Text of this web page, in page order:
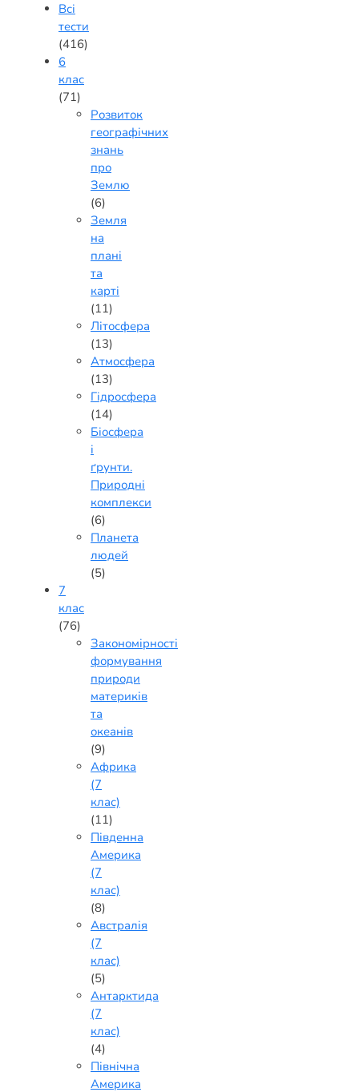
Всі
тести
(416)
6
клас
(71)
Розвиток
географічних
знань
про
Землю
(6)
Земля
на
плані
та
карті
(11)
Літосфера
(13)
Атмосфера
(13)
Гідросфера
(14)
Біосфера
і
ґрунти.
Природні
комплекси
(6)
Планета
людей
(5)
7
клас
(76)
Закономірності
формування
природи
материків
та
океанів
(9)
Африка
(7
клас)
(11)
Південна
Америка
(7
клас)
(8)
Австралія
(7
клас)
(5)
Антарктида
(7
клас)
(4)
Північна
Америка